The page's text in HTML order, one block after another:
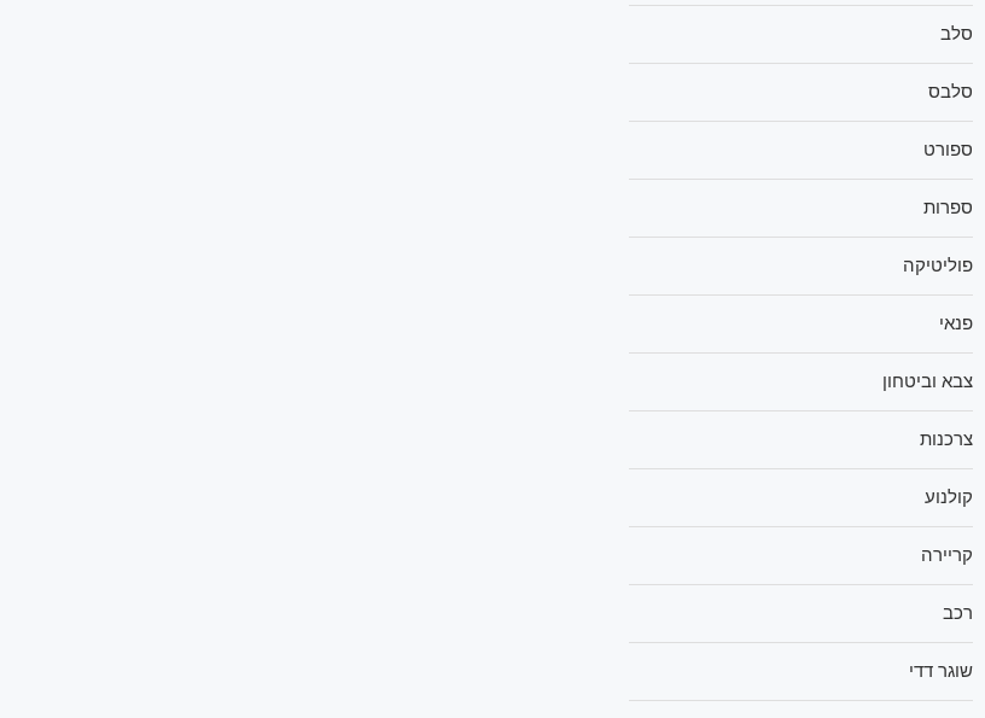
סלב
סלבס
ספורט
ספרות
פוליטיקה
פנאי
צבא וביטחון
צרכנות
קולנוע
קריירה
רכב
שוגר דדי